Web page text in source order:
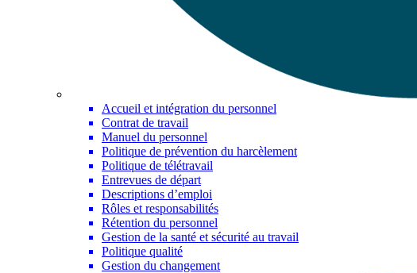
Accueil et intégration du personnel
Contrat de travail
Manuel du personnel
Politique de prévention du harcèlement
Politique de télétravail
Entrevues de départ
Descriptions d’emploi
Rôles et responsabilités
Rétention du personnel
Gestion de la santé et sécurité au travail
Politique qualité
Gestion du changement